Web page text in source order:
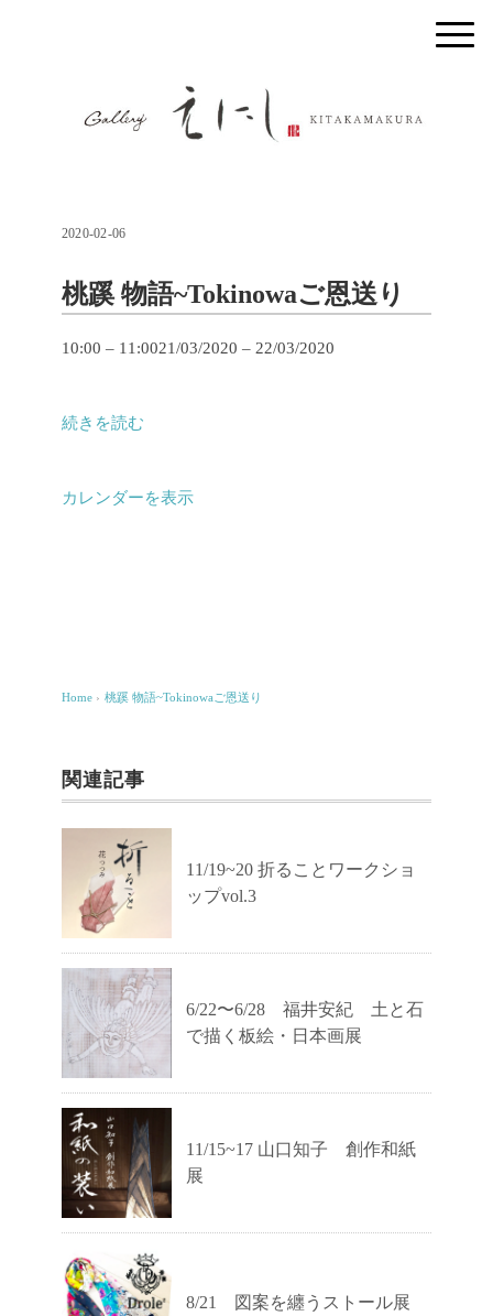
2020-02-06
桃蹊 物語~Tokinowaご恩送り
語
T
w
恩
送
10:00 – 11:0021/03/2020 – 22/03/2020
続きを読む
カレンダーを表示
Home › 桃蹊 物語~Tokinowaご恩送り
関連記事
11/19~20 折ることワークショ
ップvol.3
6/22〜6/28 福井安紀 土と石
で描く板絵・日本画展
11/15~17 山口知子 創作和紙
展
8/21 図案を纏うストール展